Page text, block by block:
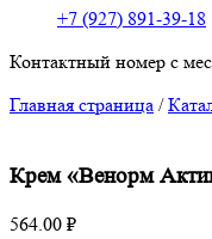
+7 (927) 891-39-18
Контактный номер с
Главная страница /
Крем «Венорм
564.00 ₽